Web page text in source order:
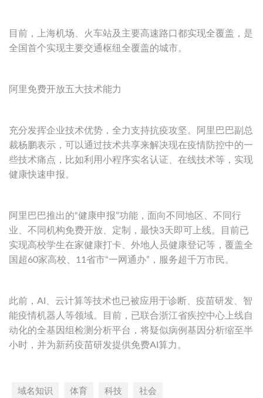
目前，上海机场、火车站及主要高速路口都实现全覆盖，是
全国首个实现主要交通枢纽全覆盖的城市。
阿里免费开放五大技术能力
充分发挥企业技术优势，全力支持抗疫攻坚。阿里巴巴副总
裁杨鹏表示，可以通过技术共享来解决现在疫情防控中的一
些技术痛点，比如利用小程序实名认证、在线技术等，实现
健康快速申报。
阿里巴巴推出的“健康申报”功能，面向不同地区、不同行
业、不同机构免费开放、定制，最快3天即可上线。目前已
实现高校学生在家健康打卡、外地人员健康登记等，覆盖全
国超60家高校、11省市“一网通办”，服务超千万市民。
此前，AI、云计算等技术也已被应用于诊断、疫苗研发、智
能疫情机器人等领域。目前，已联合浙江省疾控中心上线自
动化的全基因组检测分析平台，将疑似病例基因分析缩至半
小时，并为新药疫苗研发提供免费AI算力。
域名知识 体育 科技 社会